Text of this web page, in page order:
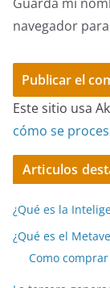
Guarda mi
navegador
Este sitio usa
cómo se
Articulos
¿Qué es la
¿Qué es el
Como